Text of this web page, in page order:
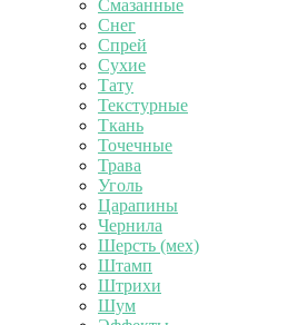
Смазанные
Снег
Спрей
Сухие
Тату
Текстурные
Ткань
Точечные
Трава
Уголь
Царапины
Чернила
Шерсть (мех)
Штамп
Штрихи
Шум